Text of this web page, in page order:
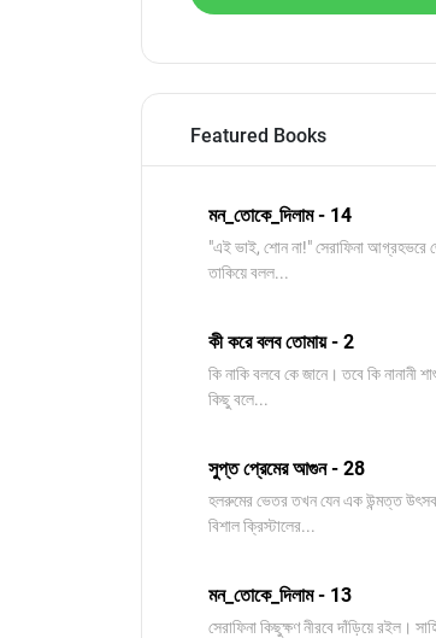
Featured Books
মন_তোকে_দিলাম - 14
"এই ভাই, শোন না!" সেরাফিনা আগ্রহভরে
তাকিয়ে বলল...
কী করে বলব তোমায় - 2
কি নাকি বলবে কে জানে। তবে কি নানানী
কিছু বলে...
সুপ্ত প্রেমের আগুন - 28
হলরুমের ভেতর তখন যেন এক উন্মত্ত
বিশাল ক্রিস্টালের...
মন_তোকে_দিলাম - 13
সেরাফিনা কিছুক্ষণ নীরবে দাঁড়িয়ে রইল।